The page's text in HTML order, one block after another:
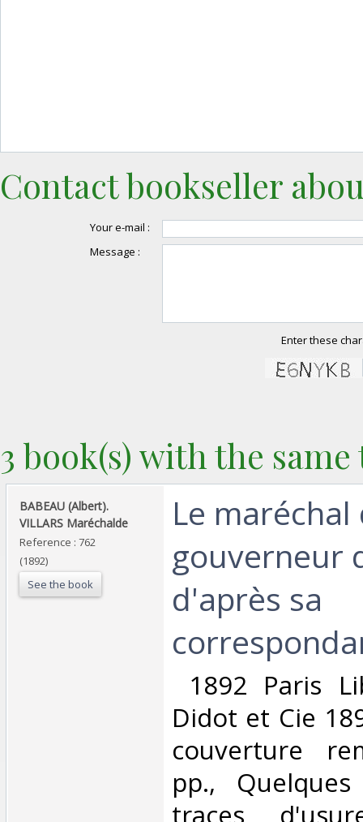
Contact bookseller
Your e-mail :
Message :
Enter these
3 book(s) with the
‎BABEAU (Albert).
VILLARS Maréchalde‎
Reference : 762
(1892)
See the book
‎Le maréchal
gouverneur
d'après sa
1892 Paris
Didot et Cie
couverture
pp.,
traces